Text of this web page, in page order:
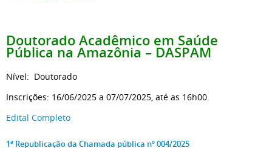
Doutorado Acadêmico em Saúde
Pública na Amazônia – DASPAM
Nível: Doutorado
Inscrições: 16/06/2025 a 07/07/2025, até as 16h00.
Edital Completo
1ª Republicação da Chamada pública nº 004/2025